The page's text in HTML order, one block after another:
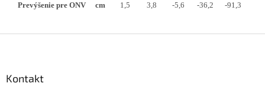
Prevýšenie pre ONV
cm 1,5 3,8 -5,6 -36,2 -91,3
Kontakt